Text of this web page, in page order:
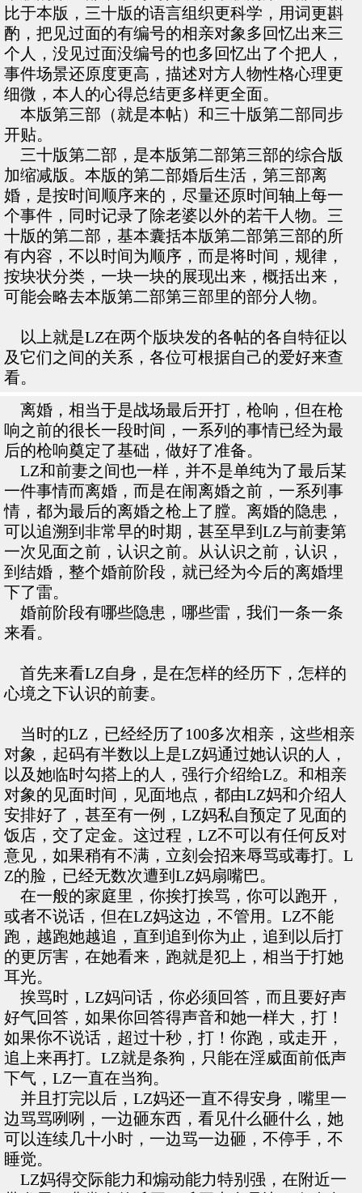
比于本版，三十版的语言组织更科学，用词更斟
酌，把见过面的有编号的相亲对象多回忆出来三
个人，没见过面没编号的也多回忆出了个把人，
事件场景还原度更高，描述对方人物性格心理更
细微，本人的心得总结更多样更全面。
本版第三部（就是本帖）和三十版第二部同步
开贴。
三十版第二部，是本版第二部第三部的综合版
加缩减版。本版的第二部婚后生活，第三部离
婚，是按时间顺序来的，尽量还原时间轴上每一
个事件，同时记录了除老婆以外的若干人物。三
十版的第二部，基本囊括本版第二部第三部的所
有内容，不以时间为顺序，而是将时间，规律，
按块状分类，一块一块的展现出来，概括出来，
可能会略去本版第二部第三部里的部分人物。
以上就是LZ在两个版块发的各帖的各自特征以
及它们之间的关系，各位可根据自己的爱好来查
看。
离婚，相当于是战场最后开打，枪响，但在枪
响之前的很长一段时间，一系列的事情已经为最
后的枪响奠定了基础，做好了准备。
LZ和前妻之间也一样，并不是单纯为了最后某
一件事情而离婚，而是在闹离婚之前，一系列事
情，都为最后的离婚之枪上了膛。离婚的隐患，
可以追溯到非常早的时期，甚至早到LZ与前妻第
一次见面之前，认识之前。从认识之前，认识，
到结婚，整个婚前阶段，就已经为今后的离婚埋
下了雷。
婚前阶段有哪些隐患，哪些雷，我们一条一条
来看。
首先来看LZ自身，是在怎样的经历下，怎样的
心境之下认识的前妻。
当时的LZ，已经经历了100多次相亲，这些相亲
对象，起码有半数以上是LZ妈通过她认识的人，
以及她临时勾搭上的人，强行介绍给LZ。和相亲
对象的见面时间，见面地点，都由LZ妈和介绍人
安排好了，甚至有一例，LZ妈私自预定了见面的
饭店，交了定金。这过程，LZ不可以有任何反对
意见，如果稍有不满，立刻会招来辱骂或毒打。L
Z的脸，已经无数次遭到LZ妈扇嘴巴。
在一般的家庭里，你挨打挨骂，你可以跑开，
或者不说话，但在LZ妈这边，不管用。LZ不能
跑，越跑她越追，直到追到你为止，追到以后打
的更厉害，在她看来，跑就是犯上，相当于打她
耳光。
挨骂时，LZ妈问话，你必须回答，而且要好声
好气回答，如果你回答得声音和她一样大，打！
如果你不说话，超过十秒，打！你跑，或走开，
追上来再打。LZ就是条狗，只能在淫威面前低声
下气，LZ一直在当狗。
并且打完以后，LZ妈还一直不得安身，嘴里一
边骂骂咧咧，一边砸东西，看见什么砸什么，她
可以连续几十小时，一边骂一边砸，不停手，不
睡觉。
LZ妈得交际能力和煽动能力特别强，在附近一